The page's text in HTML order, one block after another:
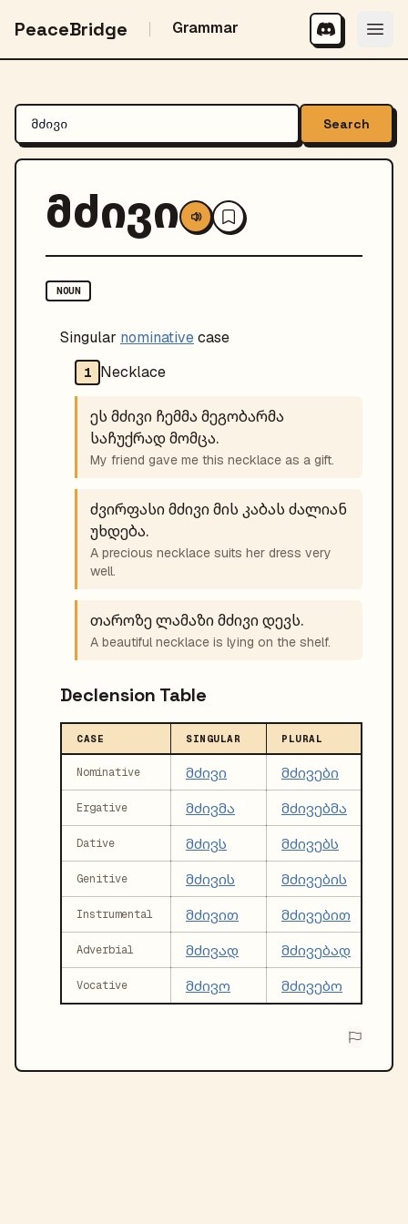
PeaceBridge Grammar
Search
მძივი
NOUN
Singular nominativecase
1 Necklace
ეს მძივი ჩემმა მეგობარმა
საჩუქრად მომცა.
My friend gave me this necklace as a gift.
ძვირფასი მძივი მის კაბას ძალიან
უხდება.
A precious necklace suits her dress very
well.
თაროზე ლამაზი მძივი დევს.
A beautiful necklace is lying on the shelf.
Declension Table
CASE SINGULAR PLURAL
Nominative მძივი მძივები
Ergative მძივმა მძივებმა
Dative მძივს მძივებს
Genitive მძივის მძივების
Instrumental მძივით მძივებით
Adverbial მძივად მძივებად
Vocative მძივო მძივებო